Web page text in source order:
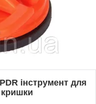
інструмент для
кришки